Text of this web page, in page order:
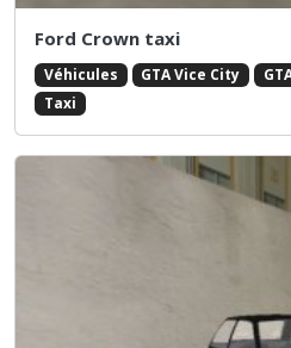
Ford Crown taxi
Véhicules GTA Vice City
Taxi